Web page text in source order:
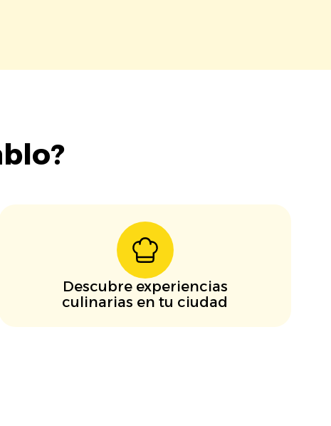
Descubre experiencias
culinarias en tu ciudad